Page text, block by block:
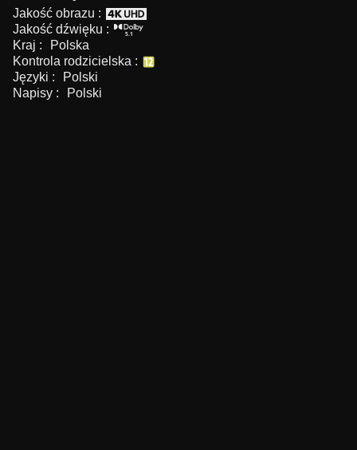
Jakość obrazu :
Jakość dźwięku :
Kraj :
Polska
Kontrola rodzicielska :
Języki :
Polski
Napisy :
Polski